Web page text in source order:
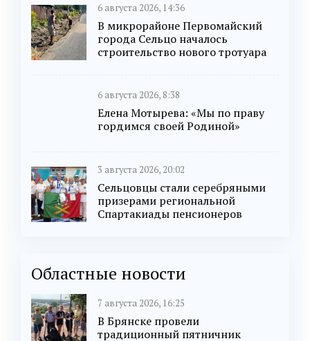
6 августа 2026, 14:36
В микрорайоне Первомайский
города Сельцо началось
строительство нового тротуара
6 августа 2026, 8:38
Елена Мотырева: «Мы по праву
гордимся своей Родиной»
3 августа 2026, 20:02
Сельцовцы стали серебряными
призерами региональной
Спартакиады пенсионеров
Областные новости
7 августа 2026, 16:25
В Брянске провели
традиционный пятничник